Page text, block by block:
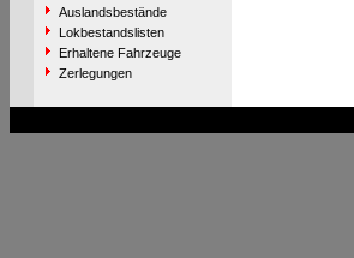
Auslandsbestände
Lokbestandslisten
Erhaltene Fahrzeuge
Zerlegungen